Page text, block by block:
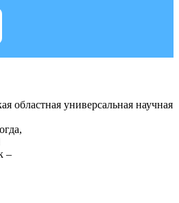
областная универсальная научная
–